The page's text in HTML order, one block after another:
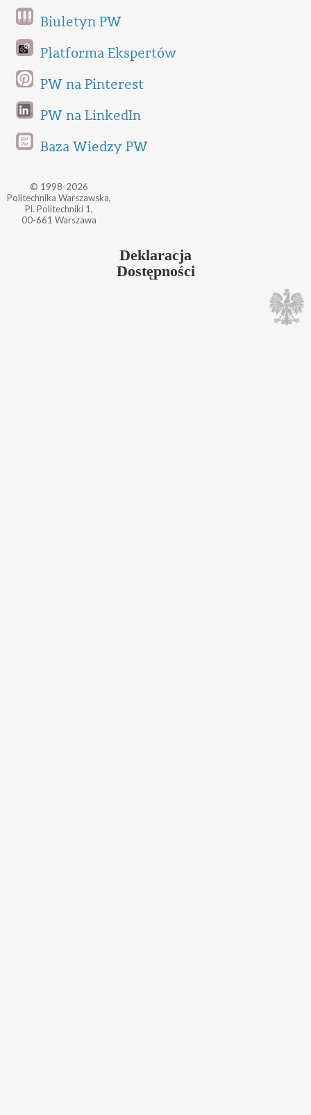
Biuletyn PW
Platforma Ekspertów
PW na Pinterest
PW na LinkedIn
Baza Wiedzy PW
© 1998-2026
Politechnika Warszawska,
Pl. Politechniki 1,
00-661 Warszawa
Deklaracja
Dostępności